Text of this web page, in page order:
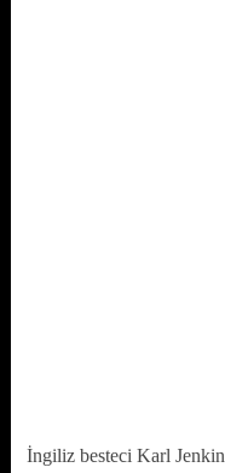
İngiliz besteci Karl